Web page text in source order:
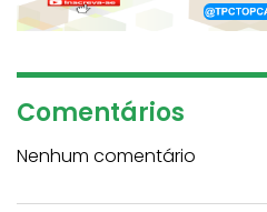
Comentários
Nenhum comentário